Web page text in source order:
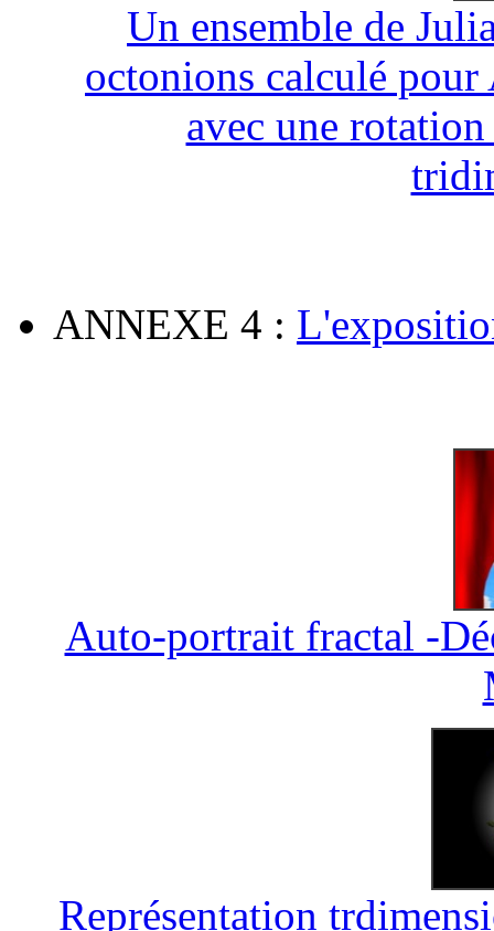
Un ensemble de
octonions calculé
avec une
ANNEXE 4 :
Auto-portrait fractal -
Représentation